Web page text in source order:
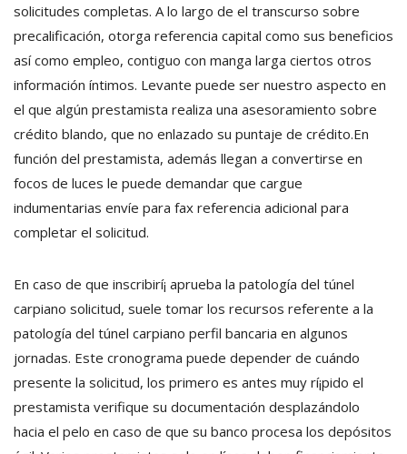
solicitudes completas. A lo largo de el transcurso sobre
precalificación, otorga referencia capital como sus beneficios
así­ como empleo, contiguo con manga larga ciertos otros
información íntimos. Levante puede ser nuestro aspecto en
el que algún prestamista realiza una asesoramiento sobre
crédito blando, que no enlazado su puntaje de crédito.En
función del prestamista, además llegan a convertirse en
focos de luces le puede demandar que cargue
indumentarias envíe para fax referencia adicional para
completar el solicitud.
En caso de que inscribirí¡ aprueba la patologí­a del túnel
carpiano solicitud, suele tomar los recursos referente a la
patologí­a del túnel carpiano perfil bancaria en algunos
jornadas. Este cronograma puede depender de cuándo
presente la solicitud, los primero es antes muy rí¡pido el
prestamista verifique su documentación desplazándolo
hacia el pelo en caso de que su banco procesa los depósitos